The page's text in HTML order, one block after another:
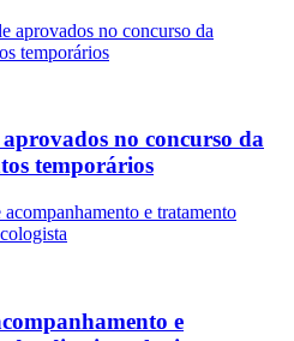
no concurso da
temporários
e